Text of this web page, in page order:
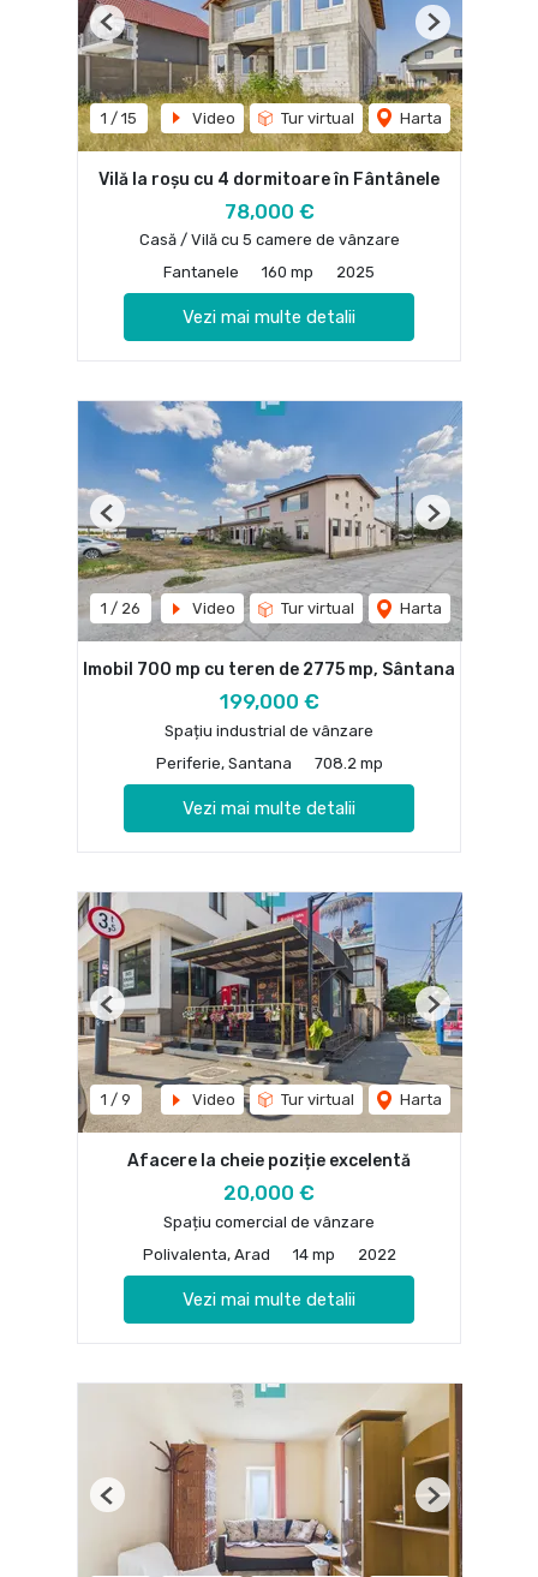
1 / 15 Video Tur virtual Harta
Previous Next
Vilă la roșu cu 4 dormitoare în Fântânele
78,000 €
Casă / Vilă cu 5 camere de vânzare
Fantanele
160 mp 2025
Vezi mai multe detalii
1 / 26 Video Tur virtual Harta
Previous Next
Imobil 700 mp cu teren de 2775 mp, Sântana
199,000 €
Spațiu industrial de vânzare
Periferie, Santana
708.2 mp
Vezi mai multe detalii
1 / 9 Video Tur virtual Harta
Previous Next
Afacere la cheie poziție excelentă
20,000 €
Spațiu comercial de vânzare
Polivalenta, Arad
14 mp 2022
Vezi mai multe detalii
Previous Next